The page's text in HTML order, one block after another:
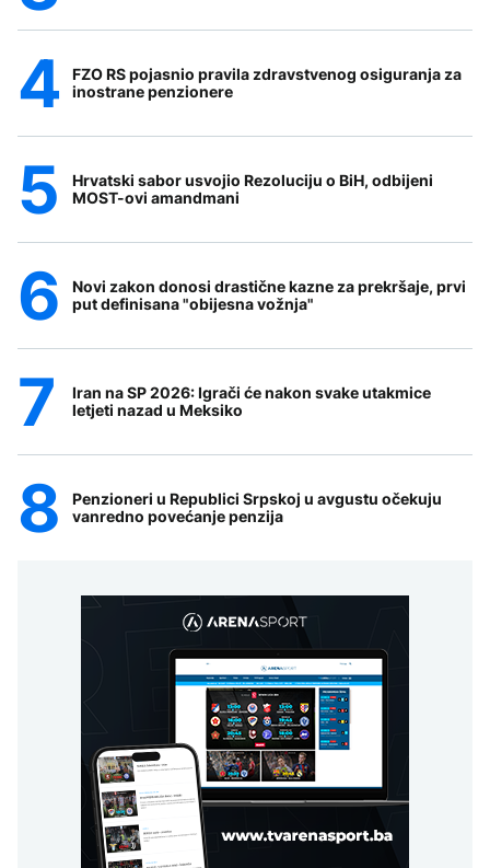
FZO RS pojasnio pravila zdravstvenog osiguranja za
inostrane penzionere
Hrvatski sabor usvojio Rezoluciju o BiH, odbijeni
MOST-ovi amandmani
Novi zakon donosi drastične kazne za prekršaje, prvi
put definisana "obijesna vožnja"
Iran na SP 2026: Igrači će nakon svake utakmice
letjeti nazad u Meksiko
Penzioneri u Republici Srpskoj u avgustu očekuju
vanredno povećanje penzija